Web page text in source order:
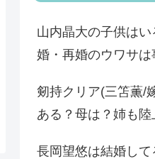
山内晶大の子供は
婚・再婚のウワサは
剱持クリア(三笘薫/
ある？母は？姉も陸
長岡望悠は結婚して